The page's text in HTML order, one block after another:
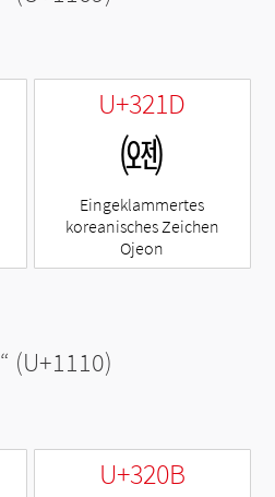
U+321D
㈝
Eingeklammertes
koreanisches Zeichen
Ojeon
“ (U+1110)
U+320B